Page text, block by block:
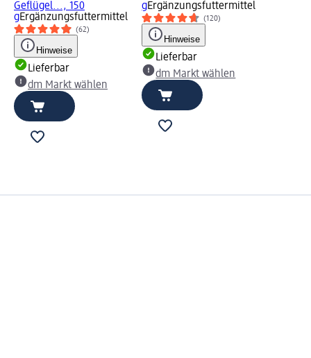
Geflügel..., 150
gErgänzungsfuttermittel
(62)
Hinweise
Lieferbar
dm Markt wählen
gErgänzungsfuttermittel
(120)
Hinweise
Lieferbar
dm Markt wählen